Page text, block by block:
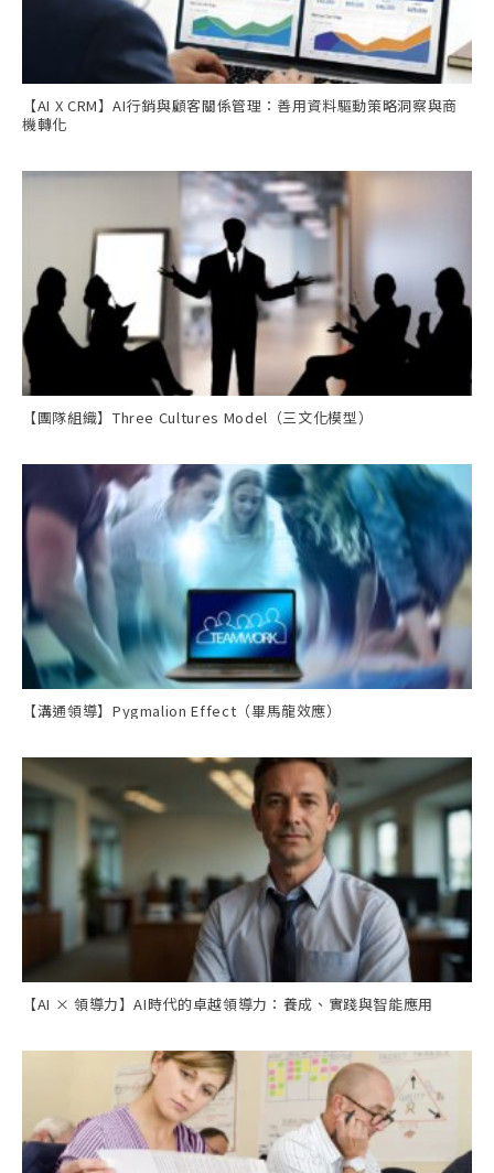
【AI X CRM】AI行銷與顧客關係管理：善用資料驅動策略洞察與商
機轉化
【團隊組織】Three Cultures Model（三文化模型）
【溝通領導】Pygmalion Effect（畢馬龍效應）
【AI × 領導力】AI時代的卓越領導力：養成、實踐與智能應用